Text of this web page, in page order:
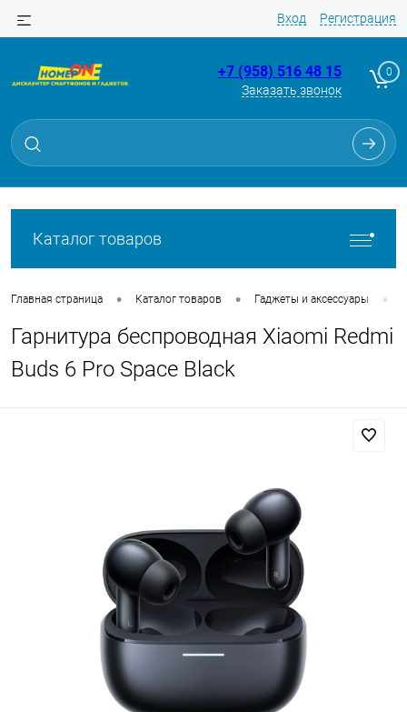
Вход Регистрация
+7 (958) 516 48 15
Заказать звонок
0
Каталог товаров
Главная страница • Каталог товаров • Гаджеты и аксессуары •
Гарнитура беспроводная Xiaomi Redmi
Buds 6 Pro Space Black
Для клиентов всех банков
Разбейте
без переплат
Сегодня
Оплачивайте сегодня только
% картой любого банка
Получайте товар
выбранный способом
Оставшиеся
списыватьсяс вашей карты